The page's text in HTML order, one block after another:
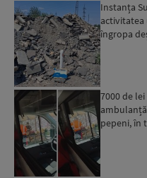
Instanța
activitatea
îngropa
7000 de
pepeni, în